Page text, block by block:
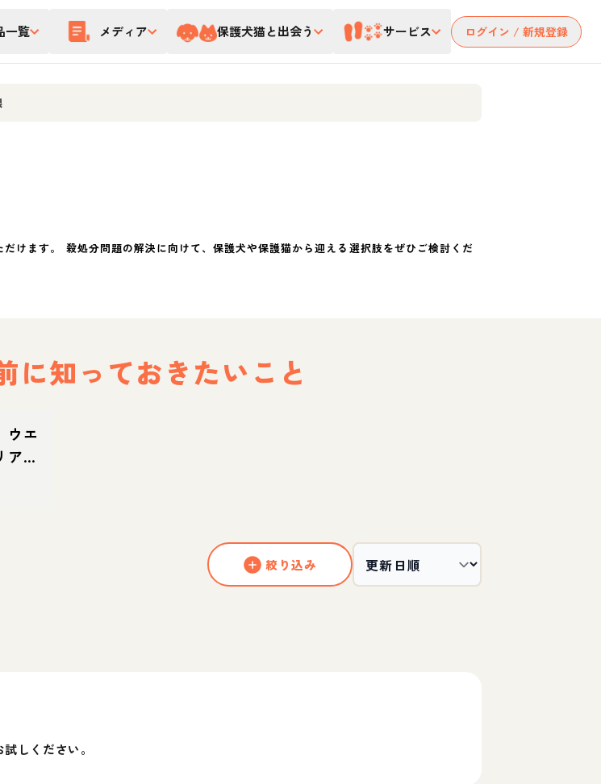
一覧 メディア 保護犬猫と出会う サービス ログイン / 新規登録
けます。 殺処分問題の解決に向けて、保護犬や保護猫から迎える選択肢をぜひご検討くだ
に知っておきたいこと
ウエ
ア
性
絞り込み
しください。